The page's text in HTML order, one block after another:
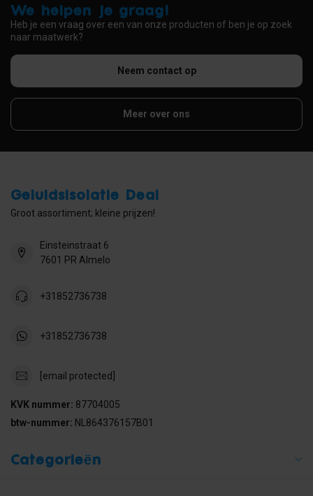
We helpen je graag!
Heb je een vraag over een van onze producten of ben je op zoek
naar maatwerk?
Neem contact op
Meer over ons
Geluidsisolatie Deal
Groot assortiment; kleine prijzen!
Einsteinstraat 6
7601 PR Almelo
+31852736738
+31852736738
[email protected]
KVK nummer: 87704005
btw-nummer: NL864376157B01
Categorieën